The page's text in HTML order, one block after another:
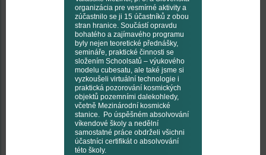
organizácia pre vesmírné aktivity a
zúčastnilo se ji 15 účastníků z obou
stran hranice. Součástí opravdu
bohatého a zajímavého programu
byly nejen teoretické přednášky,
semináře, praktické činnosti se
složením Schoolsatů – výukového
modelu cubesatu, ale také jsme si
vyzkoušeli virtuální technologie i
praktická pozorování kosmických
objektů pozemními dalekohledy,
včetně Mezinárodní kosmické
stanice. Po úspěšném absolvování
víkendové školy a nedělní
samostatné práce obdrželi všichni
účastníci certifikát o absolvování
této školy.